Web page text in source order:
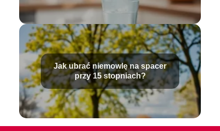
Jak ubrać niemowlę na spacer
przy 15 stopniach?